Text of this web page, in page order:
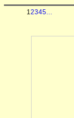
12345...